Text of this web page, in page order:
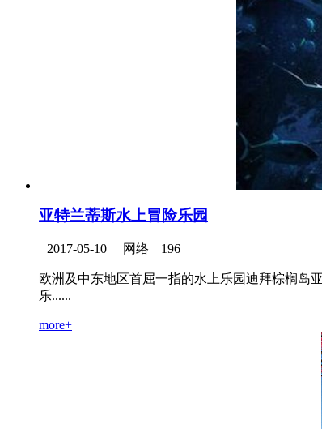
亚特兰蒂斯水上冒险乐园
2017-05-10 网络 196
欧洲及中东地区首屈一指的水上乐园迪拜棕榈岛
乐......
more+